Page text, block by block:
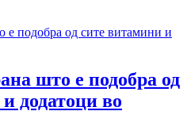
што е подобра од
додатоци во